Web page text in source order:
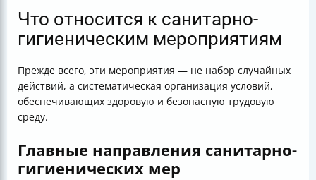
Что относится к санитарно-
гигиеническим мероприятиям
Прежде всего, эти мероприятия — не набор случайных
действий, а систематическая организация условий,
обеспечивающих здоровую и безопасную трудовую
среду.
Главные направления санитарно-
гигиенических мер